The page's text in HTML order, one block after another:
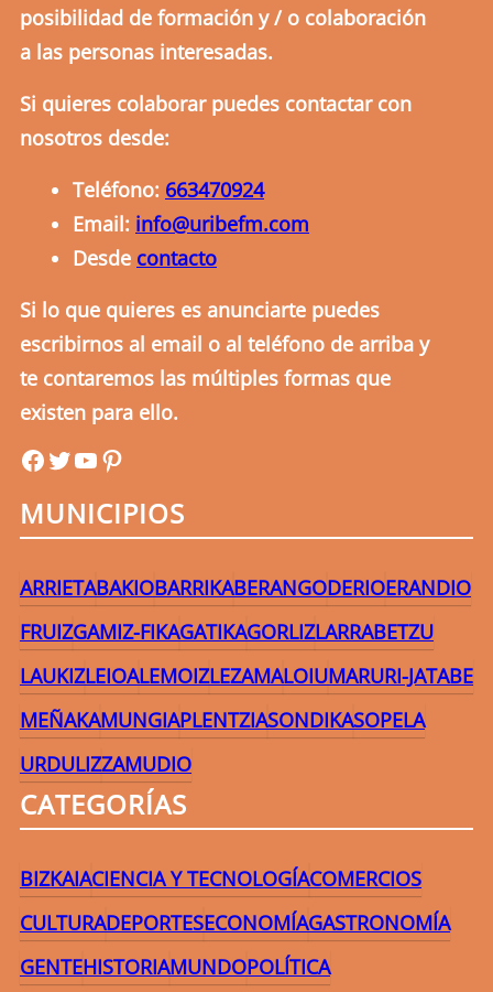
posibilidad de formación y / o colaboración
a las personas interesadas.
Si quieres colaborar puedes contactar con
nosotros desde:
Teléfono: 663470924
Email: info@uribefm.com
Desde contacto
Si lo que quieres es anunciarte puedes
escribirnos al email o al teléfono de arriba y
te contaremos las múltiples formas que
existen para ello.
uribefmuribefmYouTube Pinterest
MUNICIPIOS
ARRIETABAKIOBARRIKABERANGODERIOERANDIO
FRUIZGAMIZ-FIKAGATIKAGORLIZLARRABETZU
LAUKIZLEIOALEMOIZLEZAMALOIUMARURI-JATABE
MEÑAKAMUNGIAPLENTZIASONDIKASOPELA
URDULIZZAMUDIO
CATEGORÍAS
BIZKAIACIENCIA Y TECNOLOGÍACOMERCIOS
CULTURADEPORTESECONOMÍAGASTRONOMÍA
GENTEHISTORIAMUNDOPOLÍTICA